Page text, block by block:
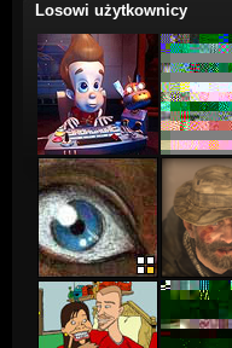
Losowi użytkownicy